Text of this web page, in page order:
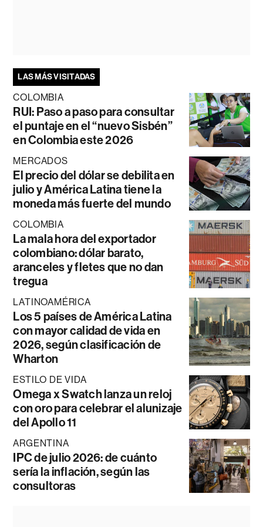
LAS MÁS VISITADAS
COLOMBIA
RUI: Paso a paso para consultar
el puntaje en el “nuevo Sisbén”
en Colombia este 2026
MERCADOS
El precio del dólar se debilita en
julio y América Latina tiene la
moneda más fuerte del mundo
COLOMBIA
La mala hora del exportador
colombiano: dólar barato,
aranceles y fletes que no dan
tregua
LATINOAMÉRICA
Los 5 países de América Latina
con mayor calidad de vida en
2026, según clasificación de
Wharton
ESTILO DE VIDA
Omega x Swatch lanza un reloj
con oro para celebrar el alunizaje
del Apollo 11
ARGENTINA
IPC de julio 2026: de cuánto
sería la inflación, según las
consultoras